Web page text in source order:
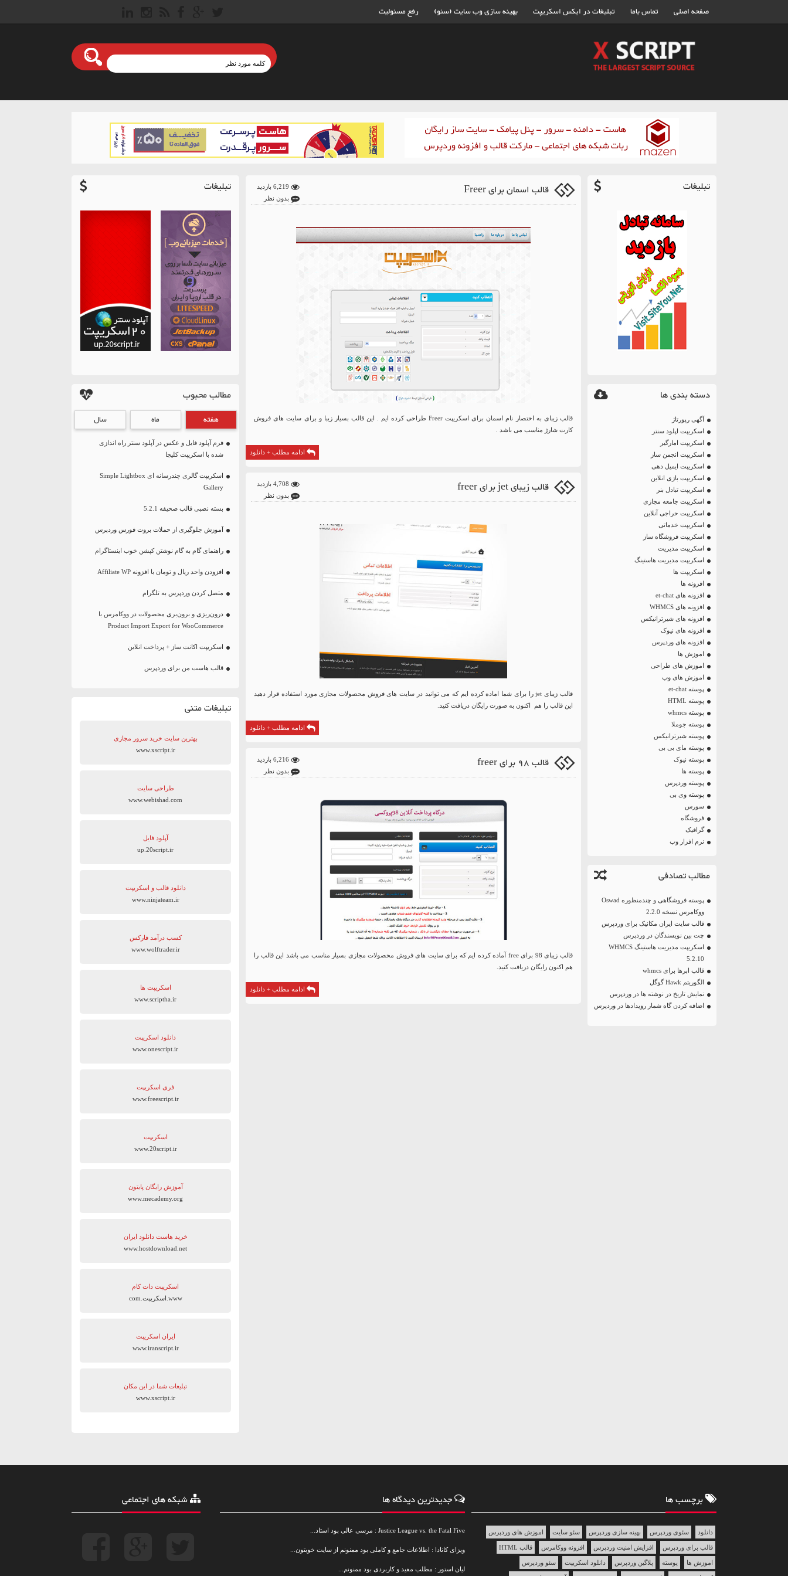
صفحه اصلی تماس باما تبلیغات در ایکس اسکریپت بهینه سازی وب سایت (سئو) رفع مسئولیت
تبلیغات
دسته بندی ها
آگهی رپورتاژ
اسکریپت اپلود سنتر
اسکریپت امارگیر
اسکریپت انجمن ساز
اسکریپت ایمیل دهی
اسکریپت بازی انلاین
اسکریپت تبادل بنر
اسکریپت جامعه مجازی
اسکریپت حراجی آنلاین
اسکریپت خدماتی
اسکریپت فروشگاه ساز
اسکریپت مدیریت
اسکریپت مدیریت هاستینگ
اسکریپت ها
افزونه ها
افزونه های et-chat
افزونه های WHMCS
افزونه های شیرترانیکس
افزونه های نیوک
افزونه های وردپرس
اموزش ها
اموزش های طراحی
اموزش های وب
پوسته et-chat
پوسته HTML
پوسته whmcs
پوسته جوملا
پوسته شیرترانیکس
پوسته مای بی بی
پوسته نیوک
پوسته ها
پوسته وردپرس
پوسته وی بی
سورس
فروشگاه
گرافیک
نرم افزار وب
مطالب تصادفی
پوسته فروشگاهی و چندمنظوره Oswad
ووکامرس نسخه 2.2.0
قالب سایت ایران مکانیک برای وردپرس
چت بین نویسندگان در وردپرس
اسکریپت مدیریت هاستینگ WHMCS
5.2.10
قالب ابرها برای whmcs
الگوریتم Hawk گوگل
نمایش تاریخ در نوشته ها در وردپرس
اضافه کردن گاه شمار رویدادها در وردپرس
قالب اسمان برای Freer
بدون نظر
قالب زیبای به اختصار نام اسمان برای اسکریپت Freer طراحی کرده ایم . این قالب بسیار زیبا و برای سایت های فروش
کارت شارژ مناسب می باشد .
ادامه مطلب + دانلود
قالب زیبای jet برای freer
بدون نظر
قالب زیبای jet را برای شما اماده کرده ایم که می توانید در سایت های فروش محصولات مجازی مورد استفاده قرار دهید
این قالب را هم اکنون به صورت رایگان دریافت کنید.
ادامه مطلب + دانلود
قالب 98 برای freer
6,216 بازدید
بدون نظر
قالب زیبای 98 برای free آماده کرده ایم که برای سایت های فروش محصولات مجازی بسیار مناسب می باشد این قالب را
هم اکنون رایگان دریافت کنید.
ادامه مطلب + دانلود
تبلیغات
مطالب محبوب
هفته ماه سال
فرم آپلود فایل و عکس در آپلود سنتر راه اندازی
شده با اسکریپت کلیجا
اسکریپت گالری چندرسانه ای Simple Lightbox
Gallery
بسته نصبی قالب صحیفه 5.2.1
آموزش جلوگیری از حملات بروت فورس وردپرس
راهنمای گام به گام نوشتن کپشن خوب اینستاگرام
افزودن واحد ریال و تومان با افزونه Affiliate WP
متصل کردن وردپرس به تلگرام
درون‌ریزی و برون‌بری محصولات در ووکامرس با
Product Import Export for WooCommerce
اسکریپت اکانت ساز + پرداخت انلاین
قالب هاست من برای وردپرس
تبلیغات متنی
بهترین سایت‌ خرید سرور مجازی
www.xscript.ir
طراحی سایت
www.webishad.com
آپلود فایل
up.20script.ir
دانلود قالب و اسکریپت
www.ninjateam.ir
کسب درآمد فارکس
www.wolftrader.ir
اسکریپت ها
www.scriptha.ir
دانلود اسکریپت
www.onescript.ir
فری اسکریپت
www.freescript.ir
اسکریپت
www.20script.ir
آموزش رایگان پایتون
www.mecademy.org
خرید هاست دانلود ایران
www.hostdownload.net
اسکریپت دات کام
www.اسکریپت.com
ایران اسکریپت
www.iranscript.ir
تبلیغات شما در این مکان
www.xscript.ir
شبکه های اجتماعی جدیدترین دیدگاه ها
Justice League vs. the Fatal Five : مرسی عالی بود استاد...
ویزای کانادا : اطلاعات جامع و کاملی بود ممنونم از سایت خوبتون...
لیان استور : مطلب مفید و کاربردی بود ممنونم...
برچسب ها
دانلود سئوی وردپرس بهینه سازی وردپرس سئو سایت اموزش های وردپرس
قالب برای وردپرس افزایش امنیت وردپرس افزونه ووکامرس قالب HTML
اموزش ها پوسته پلاگین وردپرس دانلود اسکریپت سئو وردپرس